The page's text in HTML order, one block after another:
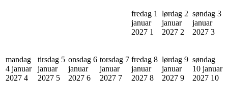
fredag 1
januar
2027 1
lørdag 2
januar
2027 2
søndag 3
januar
2027 3
mandag
4 januar
2027 4
tirsdag 5
januar
2027 5
onsdag 6
januar
2027 6
torsdag 7
januar
2027 7
fredag 8
januar
2027 8
lørdag 9
januar
2027 9
søndag
10 januar
2027 10